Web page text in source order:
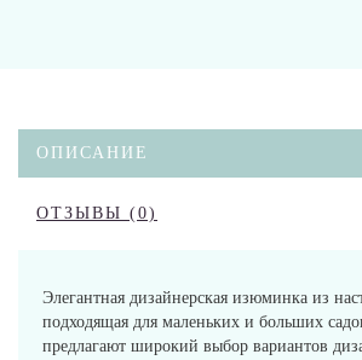
ОПИСАНИЕ
ОТЗЫВЫ (0)
Элегантная дизайнерская изюминка из
подходящая для маленьких и больших
предлагают широкий выбор вариантов